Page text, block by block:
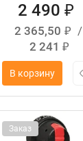
2 490₽
2 365,50 ₽
/
2 241 ₽
В корзину
Заказ